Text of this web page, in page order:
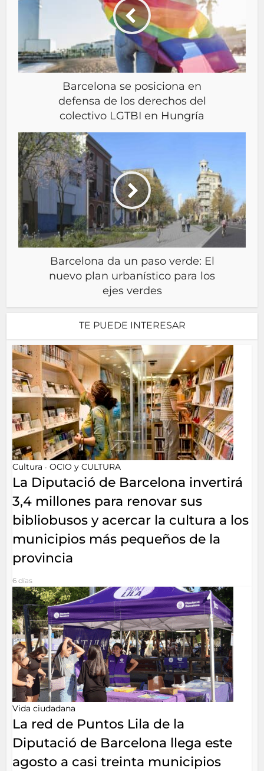
Barcelona se posiciona en
defensa de los derechos del
colectivo LGTBI en Hungría
Barcelona da un paso verde: El
nuevo plan urbanístico para los
ejes verdes
TE PUEDE INTERESAR
Cultura • OCIO y CULTURA
La Diputació de Barcelona invertirá
3,4 millones para renovar sus
bibliobusos y acercar la cultura a los
municipios más pequeños de la
provincia
6 días
Vida ciudadana
La red de Puntos Lila de la
Diputació de Barcelona llega este
agosto a casi treinta municipios